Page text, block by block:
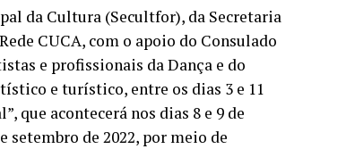
da Cultura (Secultfor), da Secretaria
CUCA, com o apoio do Consulado
e profissionais da Dança e do
e turístico, entre os dias 3 e 11
que acontecerá nos dias 8 e 9 de
setembro de 2022, por meio de